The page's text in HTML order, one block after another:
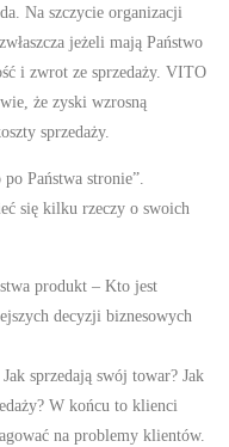
Na szczycie organizacji
jeżeli mają Państwo
i zwrot ze sprzedaży. VITO
że zyski wzrosną
sprzedaży.
Państwa stronie”.
się kilku rzeczy o swoich
produkt – Kto jest
decyzji biznesowych
sprzedają swój towar? Jak
W końcu to klienci
na problemy klientów.